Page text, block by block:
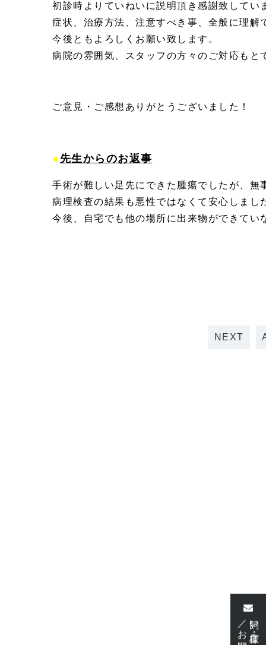
飼い主様・ご予約
初診時よりていねいに説明頂き感謝致してい
症状、治療方法、注意すべき事、全般に理解
今後ともよろしくお願い致します。
病院の雰囲気、スタッフの方々のご対応もと
ご意見・ご感想ありがとうございました！
● 先生からのお返事
手術が難しい足先にできた腫瘍でしたが、無
病理検査の結果も悪性ではなくて安心しまし
今後、自宅でも他の場所に出来物ができてい
NEXT